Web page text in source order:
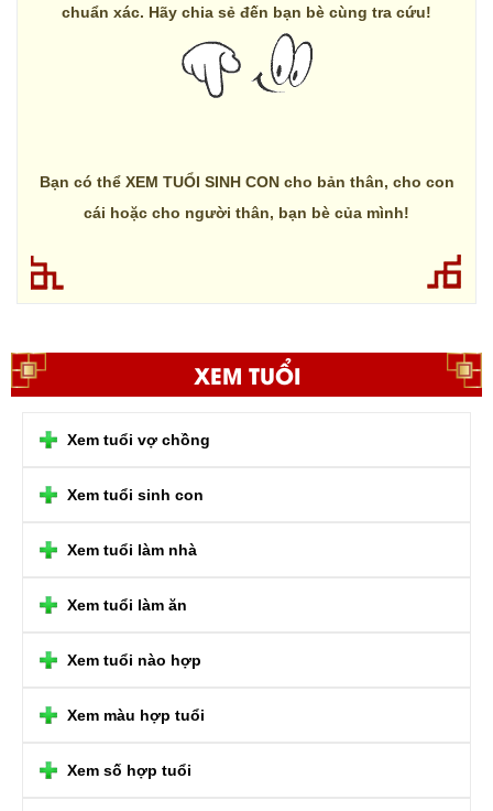
chuẩn xác. Hãy chia sẻ đến bạn bè cùng tra cứu!
Bạn có thể XEM TUỔI SINH CON cho bản thân, cho con
cái hoặc cho người thân, bạn bè của mình!
XEM TUỔI
Xem tuổi vợ chồng
Xem tuổi sinh con
Xem tuổi làm nhà
Xem tuổi làm ăn
Xem tuổi nào hợp
Xem màu hợp tuổi
Xem số hợp tuổi